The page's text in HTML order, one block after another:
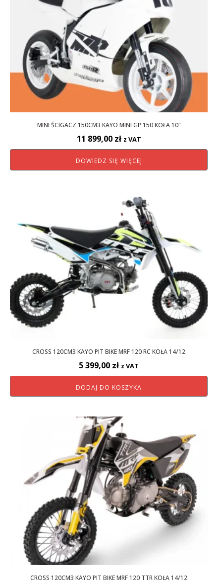
MINI ŚCIGACZ 150CM3 KAYO MINI GP 150 KOŁA 10"
11 899,00 zł z VAT
DOWIEDZ SIĘ WIĘCEJ
CROSS 120CM3 KAYO PIT BIKE MRF 120 RC KOŁA 14/12
5 399,00 zł z VAT
DODAJ DO KOSZYKA
CROSS 120CM3 KAYO PIT BIKE MRF 120 TTR KOŁA 14/12